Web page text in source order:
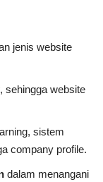
jenis website
, sehingga website
sistem
company profile.
dalam menangani